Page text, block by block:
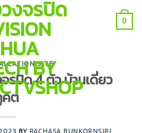
0
SITE
ปิด 4 ตัว บ้านเดี่ยว
ต
BY RACHASA BUNKORNSIRI